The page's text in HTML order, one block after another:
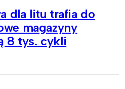
dla litu trafia do
magazyny
8 tys. cykli